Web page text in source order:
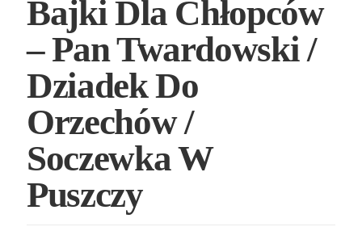
Bajki Dla Chłopców
– Pan Twardowski /
Dziadek Do
Orzechów /
Soczewka W
Puszczy